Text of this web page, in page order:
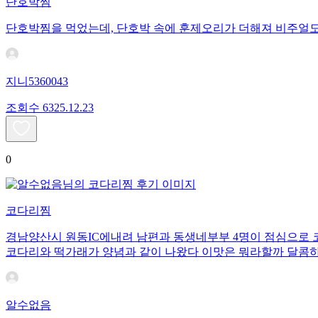
단호박찜을 먹었는데, 단호박 속에 훈제오리가 더해져 비주
지니5360043
조회수 6325.12.23
0
코다리찜
경남양산시 원동IC에내려 남편과 동생네부부 4명이 점심으
코다리와 떡가래가 양념과 같이 나왔다 이맛은 뭐라할까 달
알수없음